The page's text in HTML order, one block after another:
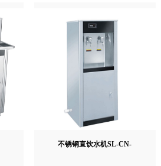
不锈钢直饮水机SL-CN-